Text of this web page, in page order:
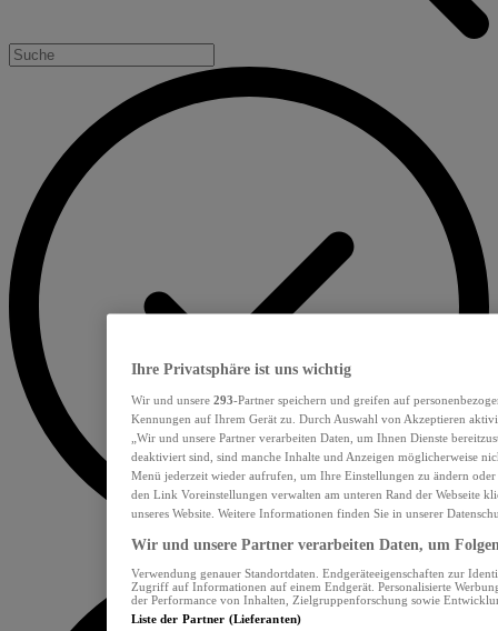
Ihre Privatsphäre ist uns wichtig
Wir und unsere 293-Partner speichern und greifen auf
Kennungen auf Ihrem Gerät zu. Durch Auswahl von Akzeptieren
„Wir und unsere Partner verarbeiten Daten, um Ihnen Dienste
deaktiviert sind, sind manche Inhalte und Anzeigen möglicherweise
Menü jederzeit wieder aufrufen, um Ihre Einstellungen zu ändern
den Link Voreinstellungen verwalten am unteren Rand der Webseite
unseres Website. Weitere Informationen finden Sie in unserer
Wir und unsere Partner verarbeiten Daten, um
Verwendung genauer Standortdaten. Endgeräteeigenschaften zur
Zugriff auf Informationen auf einem Endgerät. Personalisierte
der Performance von Inhalten, Zielgruppenforschung sowie
Liste der Partner (Lieferanten)